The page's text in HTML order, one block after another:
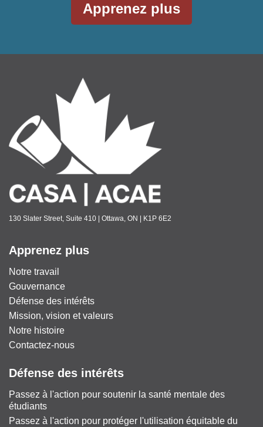
Apprenez plus
130 Slater Street, Suite 410 | Ottawa, ON | K1P 6E2
Apprenez plus
Notre travail
Gouvernance
Défense des intérêts
Mission, vision et valeurs
Notre histoire
Contactez-nous
Défense des intérêts
Passez à l'action pour soutenir la santé mentale des
étudiants
Passez à l'action pour protéger l'utilisation équitable du